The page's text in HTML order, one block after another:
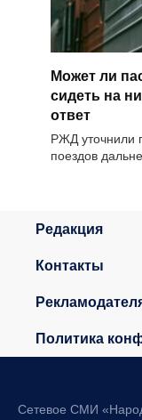
Может ли
сидеть на
ответ
РЖД уточнили
поездов
Редакция
Контакты
Политика
Сетевое СМИ